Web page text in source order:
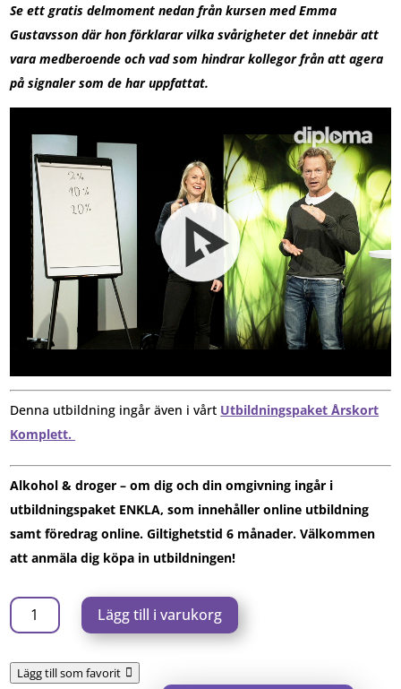
Se ett gratis delmoment nedan från kursen med Emma
Gustavsson där hon förklarar vilka svårigheter det innebär att
vara medberoende och vad som hindrar kollegor från att agera
på signaler som de har uppfattat.
Denna utbildning ingår även i vårt Utbildningspaket Årskort
Komplett.
Alkohol & droger – om dig och din omgivning ingår i
utbildningspaket ENKLA, som innehåller online utbildning
samt föredrag online. Giltighetstid 6 månader. Välkommen
att anmäla dig köpa in utbildningen!
Alkohol
&
-
Lägg till i varukorg
Lägg till som favorit